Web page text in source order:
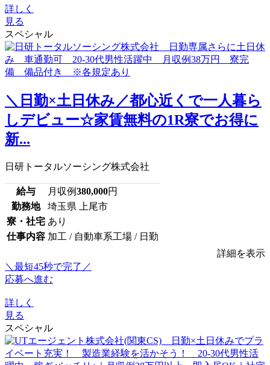
詳しく
見る
スペシャル
＼日勤×土日休み／都心近くで一人暮ら
しデビュー☆家賃無料の1R寮でお得に
新...
日研トータルソーシング株式会社
給与 月収例380,000円
勤務地
埼玉県 上尾市
寮・社宅 あり
仕事内容 加工 / 自動車系工場 / 日勤
詳細を表示
＼最短45秒で完了／
応募へ進む
詳しく
見る
スペシャル